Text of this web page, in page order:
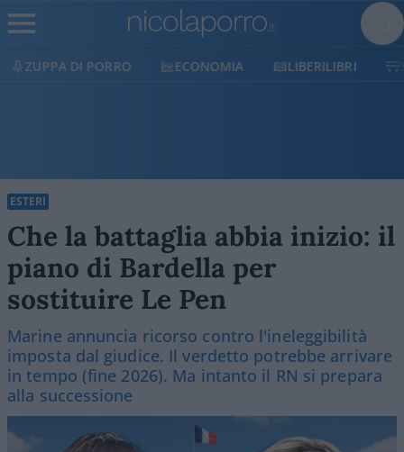
ECONOMIA LIBERILIBRI SHOP SOSTIENICI
ESTERI
Che la battaglia abbia inizio: il
piano di Bardella per
sostituire Le Pen
Marine annuncia ricorso contro l'ineleggibilità
imposta dal giudice. Il verdetto potrebbe arrivare
in tempo (fine 2026). Ma intanto il RN si prepara
alla successione